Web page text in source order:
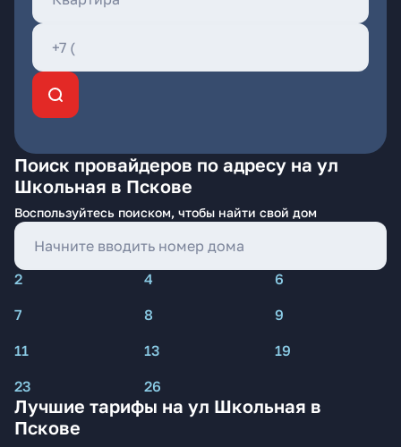
Поиск провайдеров по адресу на ул
Школьная в Пскове
Воспользуйтесь поиском, чтобы найти свой дом
2 4
6
7
8
9
11
13
19
23
26
Лучшие тарифы на ул Школьная в
Пскове